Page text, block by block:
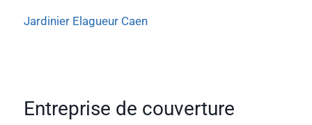
Jardinier Elagueur Caen
Entreprise de couverture